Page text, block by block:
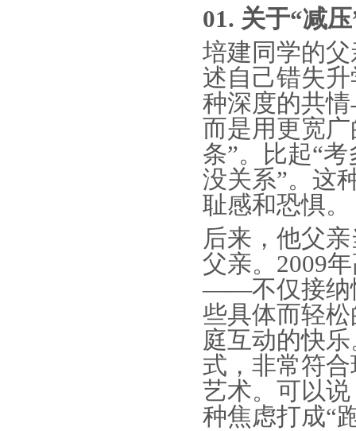
01. 关于“减
培建同学的父
述自己错失
种深度的共
而是用更宽
条”。
比起“
没关系”。 这
耻感和恐惧。
后来 ，他父
父亲。 2009
——不仅接纳
些具体而轻
庭互动的快
式，非常符
艺术。 可以
种焦虑打成“